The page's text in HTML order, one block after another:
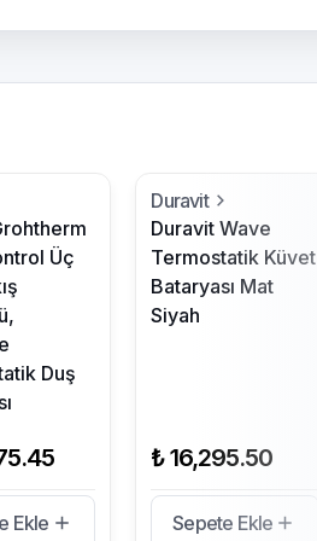
Üç
Duş
Ekle
Duravit
Duravit Wave
Termostatik Küvet
Bataryası Mat
Siyah
₺ 16,295.50
Sepete Ekle